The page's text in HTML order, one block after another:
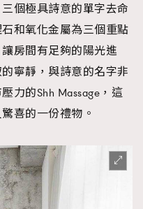
個極具詩意的單字去命
和氧化金屬為三個重點
房間有足夠的陽光進
寧靜，與詩意的名字非
力的Shh Massage，這
喜的一份禮物。